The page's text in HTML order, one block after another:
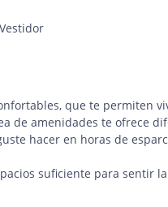
que te
de amenidades te ofrece
hacer en horas de
suficiente para sentir